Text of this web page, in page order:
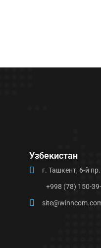
Узбекистан
г. Ташкент, 6-й
+998 (78) 150-